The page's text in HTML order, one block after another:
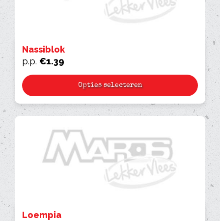
Nassiblok
p.p. €1.39
Opties selecteren
Loempia